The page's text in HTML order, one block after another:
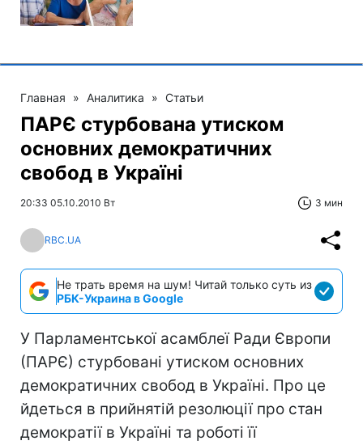
Главная » Аналитика » Статьи
ПАРЄ стурбована утиском
основних демократичних
свобод в Україні
20:33 05.10.2010 Вт 3 мин
RBC.UA
Не трать время на шум! Читай только суть из
РБК-Украина в Google
У Парламентської асамблеї Ради Європи
(ПАРЄ) стурбовані утиском основних
демократичних свобод в Україні. Про це
йдеться в прийнятій резолюції про стан
демократії в Україні та роботі її